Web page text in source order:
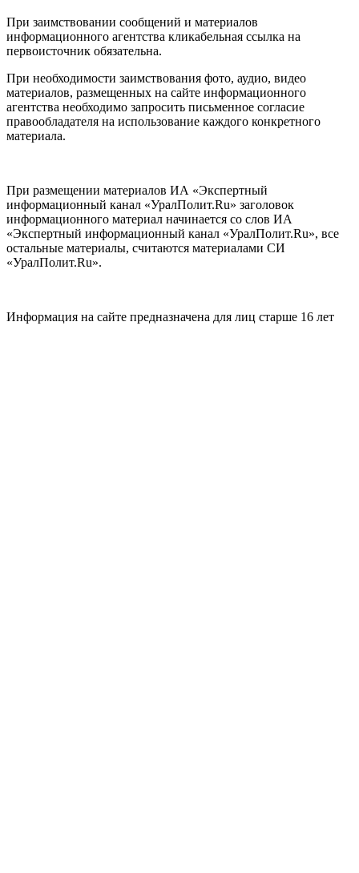
При заимствовании сообщений и материалов
информационного агентства кликабельная ссылка на
первоисточник обязательна.
При необходимости заимствования фото, аудио, видео
материалов, размещенных на сайте информационного
агентства необходимо запросить письменное согласие
правообладателя на использование каждого конкретного
материала.
При размещении материалов ИА «Экспертный
информационный канал «УралПолит.Ru» заголовок
информационного материал начинается со слов ИА
«Экспертный информационный канал «УралПолит.Ru», все
остальные материалы, считаются материалами СИ
«УралПолит.Ru».
Информация на сайте предназначена для лиц старше 16 лет